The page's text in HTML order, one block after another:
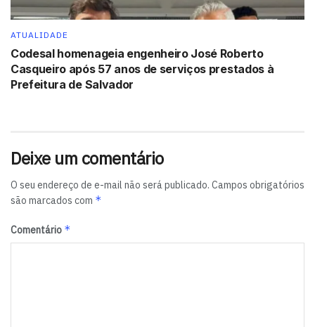
ATUALIDADE
Codesal homenageia engenheiro José Roberto
Casqueiro após 57 anos de serviços prestados à
Prefeitura de Salvador
Deixe um comentário
O seu endereço de e-mail não será publicado. Campos obrigatórios
são marcados com *
Comentário *